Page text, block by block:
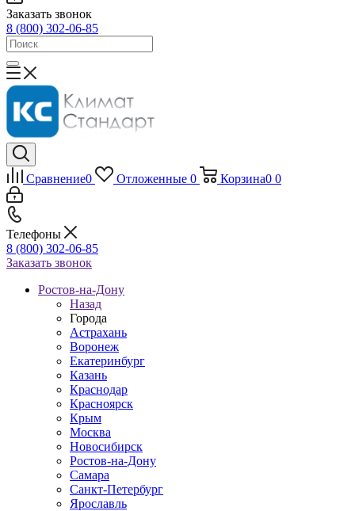
Заказать звонок
8 (800) 302-06-85
Сравнение0 Отложенные 0 Корзина0 0
Телефоны
8 (800) 302-06-85
Заказать звонок
Ростов-на-Дону
Назад
Города
Астрахань
Воронеж
Екатеринбург
Казань
Краснодар
Красноярск
Крым
Москва
Новосибирск
Ростов-на-Дону
Самара
Санкт-Петербург
Ярославль